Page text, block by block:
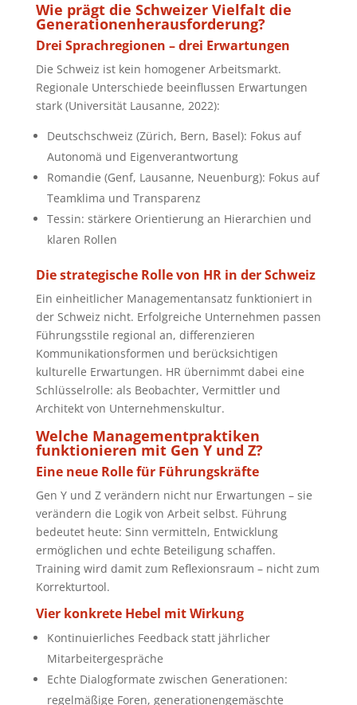
Wie prägt die Schweizer Vielfalt die
Generationenherausforderung?
Drei Sprachregionen – drei Erwartungen
Die Schweiz ist kein homogener Arbeitsmarkt.
Regionale Unterschiede beeinflussen Erwartungen
stark (Universität Lausanne, 2022):
Deutschschweiz (Zürich, Bern, Basel): Fokus auf
Autonomä und Eigenverantwortung
Romandie (Genf, Lausanne, Neuenburg): Fokus auf
Teamklima und Transparenz
Tessin: stärkere Orientierung an Hierarchien und
klaren Rollen
Die strategische Rolle von HR in der Schweiz
Ein einheitlicher Managementansatz funktioniert in
der Schweiz nicht. Erfolgreiche Unternehmen passen
Führungsstile regional an, differenzieren
Kommunikationsformen und berücksichtigen
kulturelle Erwartungen. HR übernimmt dabei eine
Schlüsselrolle: als Beobachter, Vermittler und
Architekt von Unternehmenskultur.
Welche Managementpraktiken
funktionieren mit Gen Y und Z?
Eine neue Rolle für Führungskräfte
Gen Y und Z verändern nicht nur Erwartungen – sie
verändern die Logik von Arbeit selbst. Führung
bedeutet heute: Sinn vermitteln, Entwicklung
ermöglichen und echte Beteiligung schaffen.
Training wird damit zum Reflexionsraum – nicht zum
Korrekturtool.
Vier konkrete Hebel mit Wirkung
Kontinuierliches Feedback statt jährlicher
Mitarbeitergespräche
Echte Dialogformate zwischen Generationen:
regelmäßige Foren, generationengemäschte